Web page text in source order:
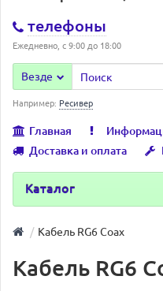
телефоны
Ежедневно, с 9:00 до 18:00
Везде
Например: Ресивер
Главная
Доставка и оплата
Каталог
Кабель RG6 Coax
Кабель RG6